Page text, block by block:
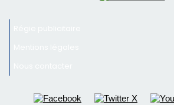
© 2026 corsenetinfos